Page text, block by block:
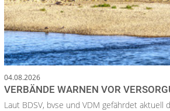
04.08.2026
VERBÄNDE WARNEN VOR
Laut BDSV, bvse und VDM gefährdet aktuell